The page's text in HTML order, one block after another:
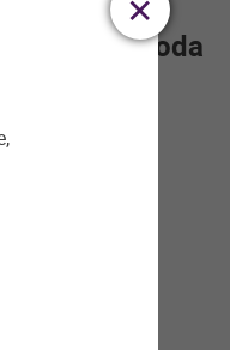
a vida toda
– mas pode ser